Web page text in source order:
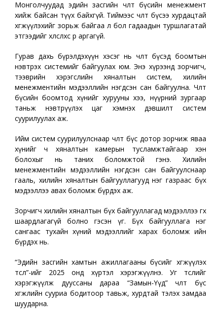
Монголчуудад эдийн засгийн чөлөөт бүсийн менежмент
хийж байсан түүх байхгүй. Тиймээс чөлөөт бүсээ хурдацтай
хөгжүүлэхийг зорьж байгаа л бол гадаадын туршлагатай
этгээдийг хөлслөхөөс өөр аргагүй.
Гурав дахь бүрэлдэхүүн хэсэг нь чөлөөт бүсэд боомтын
нэвтрэх системийг байгуулах юм. Энэ хүрээнд зорчигч,
тээврийн хэрэгслийн хяналтын систем, хилийн
менежментийн мэдээллийн нэгдсэн сан байгуулна. Чөлөөт
бүсийн боомтод хүнийг хурууны хээ, нүүрний зургаар
таньж нэвтрүүлэх цаг хэмнэх дэвшилт систем
суурилуулах аж.
Ийм систем суурилуулснаар чөлөөт бүс дотор зорчиж яваа
хүнийг ч хяналтын камерын тусламжтайгаар хэн
болохыг нь таних боломжтой гэнэ. Хилийн
менежментийн мэдээллийн нэгдсэн сан байгуулснаар
гааль, хилийн хяналтын байгууллагууд нэг газраас бүх
мэдээллээ авах боломж бүрдэх аж.
Зорчигч хилийн хяналтын бүх байгууллагад мэдээллээ өгөх
шаардлагагүй болно гэсэн үг. Бүх байгууллага нэг
сангаас тухайн хүний мэдээллийг харах боломж ийн
бүрдэх нь.
“Эдийн засгийн хамтын ажиллагааны бүсийг хөгжүүлэх
төсөл”-ийг 2025 онд хүртэл хэрэгжүүлнэ. Уг төслийг
хэрэгжүүлж дууссаны дараа “Замын-Үүд” чөлөөт бүс
хөгжлийн сууриа бодитоор тавьж, хурдтай тэлэх замдаа
шуударна.